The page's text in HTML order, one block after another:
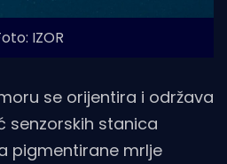
IZOR
se orijentira i održava
senzorskih stanica
pigmentirane mrlje